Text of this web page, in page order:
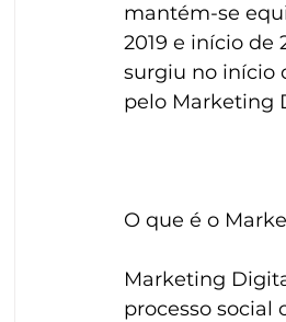
mantém-se
2019 e início de
surgiu no início
pelo Marketing
O que é o
Marketing
processo social